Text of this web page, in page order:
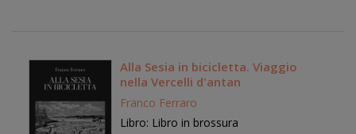
Alla Sesia in bicicletta. Viaggio
nella Vercelli d'antan
Franco Ferraro
Libro: Libro in brossura